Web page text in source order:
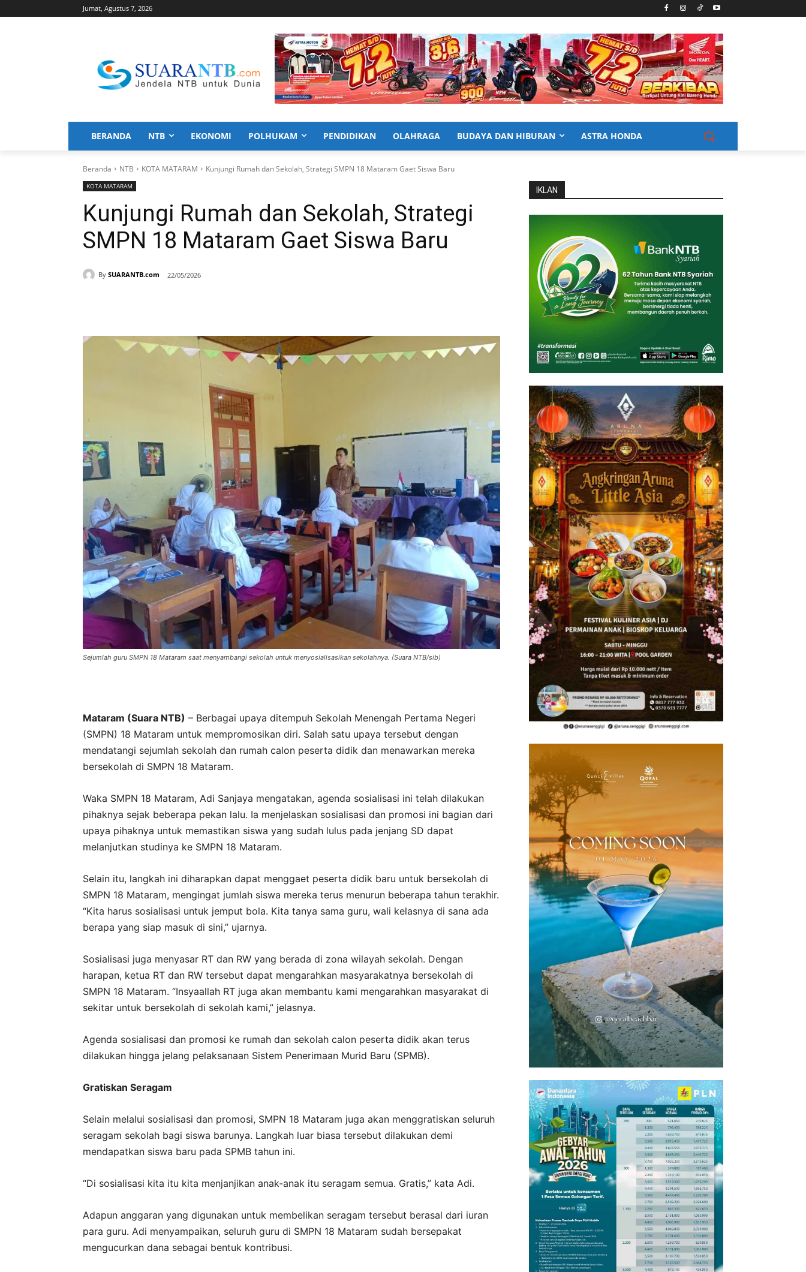
Jumat, Agustus 7, 2026
BERANDA NTB EKONOMI POLHUKAM PENDIDIKAN OLAHRAGA BUDAYA DAN HIBURAN ASTRA HONDA
Beranda NTB KOTA MATARAM Kunjungi Rumah dan Sekolah, Strategi SMPN 18 Mataram Gaet Siswa Baru
KOTA MATARAM
Kunjungi Rumah dan Sekolah, Strategi
SMPN 18 Mataram Gaet Siswa Baru
By SUARANTB.com 22/05/2026
Sejumlah guru SMPN 18 Mataram saat menyambangi sekolah untuk menyosialisasikan sekolahnya. (Suara NTB/sib)
Mataram (Suara NTB) – Berbagai upaya ditempuh Sekolah Menengah Pertama Negeri
(SMPN) 18 Mataram untuk mempromosikan diri. Salah satu upaya tersebut dengan
mendatangi sejumlah sekolah dan rumah calon peserta didik dan menawarkan mereka
bersekolah di SMPN 18 Mataram.
Waka SMPN 18 Mataram, Adi Sanjaya mengatakan, agenda sosialisasi ini telah dilakukan
pihaknya sejak beberapa pekan lalu. Ia menjelaskan sosialisasi dan promosi ini bagian dari
upaya pihaknya untuk memastikan siswa yang sudah lulus pada jenjang SD dapat
melanjutkan studinya ke SMPN 18 Mataram.
Selain itu, langkah ini diharapkan dapat menggaet peserta didik baru untuk bersekolah di
SMPN 18 Mataram, mengingat jumlah siswa mereka terus menurun beberapa tahun terakhir.
“Kita harus sosialisasi untuk jemput bola. Kita tanya sama guru, wali kelasnya di sana ada
berapa yang siap masuk di sini,” ujarnya.
Sosialisasi juga menyasar RT dan RW yang berada di zona wilayah sekolah. Dengan
harapan, ketua RT dan RW tersebut dapat mengarahkan masyarakatnya bersekolah di
SMPN 18 Mataram. “Insyaallah RT juga akan membantu kami mengarahkan masyarakat di
sekitar untuk bersekolah di sekolah kami,” jelasnya.
Agenda sosialisasi dan promosi ke rumah dan sekolah calon peserta didik akan terus
dilakukan hingga jelang pelaksanaan Sistem Penerimaan Murid Baru (SPMB).
Gratiskan Seragam
Selain melalui sosialisasi dan promosi, SMPN 18 Mataram juga akan menggratiskan seluruh
seragam sekolah bagi siswa barunya. Langkah luar biasa tersebut dilakukan demi
mendapatkan siswa baru pada SPMB tahun ini.
“Di sosialisasi kita itu kita menjanjikan anak-anak itu seragam semua. Gratis,” kata Adi.
Adapun anggaran yang digunakan untuk membelikan seragam tersebut berasal dari iuran
para guru. Adi menyampaikan, seluruh guru di SMPN 18 Mataram sudah bersepakat
mengucurkan dana sebagai bentuk kontribusi.
IKLAN